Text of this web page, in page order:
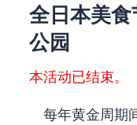
全日本美
公园
本活动已结束。
每年黄金周期